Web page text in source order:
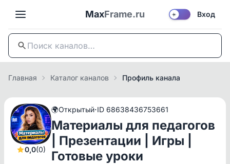
MaxFrame.ru ☀️ Вход
Главная Каталог каналов Профиль канала
0,0(0)
🌍Открытый·ID 68638436753661
Материалы для педагогов
| Презентации | Игры |
Готовые уроки